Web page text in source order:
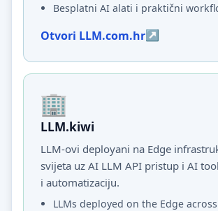
Besplatni AI alati i praktični
Otvori LLM.com.hr
LLM.kiwi
LLM-ovi deployani na Edge
svijeta uz AI LLM API pristup i AI
i automatizaciju.
LLMs deployed on the Edge